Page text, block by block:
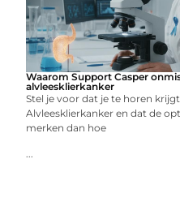
Waarom Support Casper
alvleesklierkanker
Stel je voor dat je te horen
Alvleesklierkanker en dat de
merken dan hoe
...